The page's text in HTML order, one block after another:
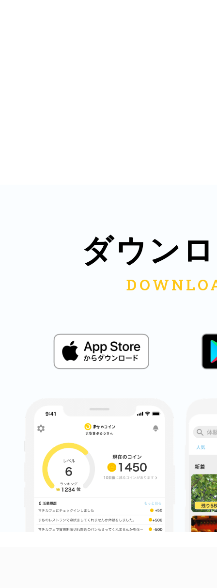
ダウン
滋賀県
まちのコイン
お知らせ
ヘルプ
お問い合わせ